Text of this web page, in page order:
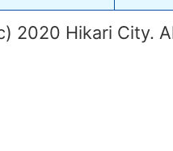
2020 Hikari City.